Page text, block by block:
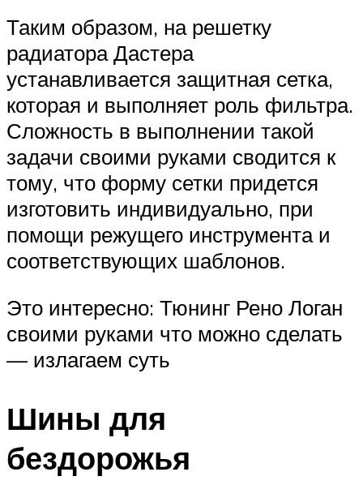
Таким образом, на решетку
радиатора Дастера
устанавливается защитная сетка,
которая и выполняет роль фильтра.
Сложность в выполнении такой
задачи своими руками сводится к
тому, что форму сетки придется
изготовить индивидуально, при
помощи режущего инструмента и
соответствующих шаблонов.
Это интересно: Тюнинг Рено Логан
своими руками что можно сделать
— излагаем суть
Шины для
бездорожья